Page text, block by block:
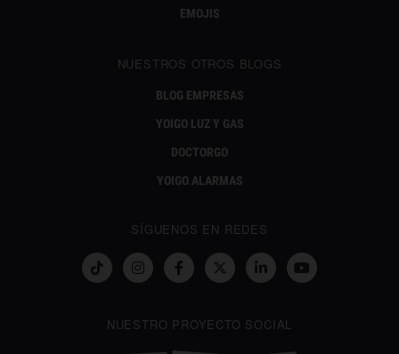
EMOJIS
NUESTROS OTROS BLOGS
BLOG EMPRESAS
YOIGO LUZ Y GAS
DOCTORGO
YOIGO ALARMAS
SÍGUENOS EN REDES
NUESTRO PROYECTO SOCIAL